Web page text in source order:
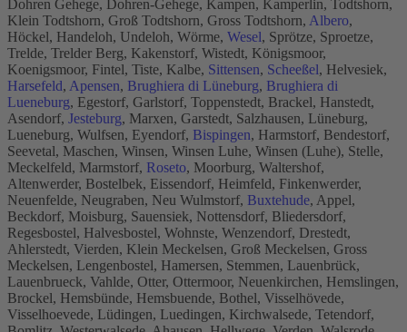
Dohren Gehege, Dohren-Gehege, Kampen, Kamperlin, Todtshorn,
Klein Todtshorn, Groß Todtshorn, Gross Todtshorn, Albero,
Höckel, Handeloh, Undeloh, Wörme, Wesel, Sprötze, Sproetze,
Trelde, Trelder Berg, Kakenstorf, Wistedt, Königsmoor,
Koenigsmoor, Fintel, Tiste, Kalbe, Sittensen, Scheeßel, Helvesiek,
Harsefeld, Apensen, Brughiera di Lüneburg, Brughiera di
Lueneburg, Egestorf, Garlstorf, Toppenstedt, Brackel, Hanstedt,
Asendorf, Jesteburg, Marxen, Garstedt, Salzhausen, Lüneburg,
Lueneburg, Wulfsen, Eyendorf, Bispingen, Harmstorf, Bendestorf,
Seevetal, Maschen, Winsen, Winsen Luhe, Winsen (Luhe), Stelle,
Meckelfeld, Marmstorf, Roseto, Moorburg, Waltershof,
Altenwerder, Bostelbek, Eissendorf, Heimfeld, Finkenwerder,
Neuenfelde, Neugraben, Neu Wulmstorf, Buxtehude, Appel,
Beckdorf, Moisburg, Sauensiek, Nottensdorf, Bliedersdorf,
Regesbostel, Halvesbostel, Wohnste, Wenzendorf, Drestedt,
Ahlerstedt, Vierden, Klein Meckelsen, Groß Meckelsen, Gross
Meckelsen, Lengenbostel, Hamersen, Stemmen, Lauenbrück,
Lauenbrueck, Vahlde, Otter, Ottermoor, Neuenkirchen, Hemslingen,
Brockel, Hemsbünde, Hemsbuende, Bothel, Visselhövede,
Visselhoevede, Lüdingen, Luedingen, Kirchwalsede, Tetendorf,